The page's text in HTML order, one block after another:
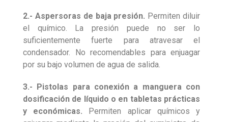
2.- Aspersoras de baja presión. Permiten diluir
el químico. La presión puede no ser lo
suficientemente fuerte para atravesar el
condensador. No recomendables para enjuagar
por su bajo volumen de agua de salida.
3.- Pistolas para conexión a manguera con
dosificación de líquido o en tabletas prácticas
y económicas. Permiten aplicar químicos y